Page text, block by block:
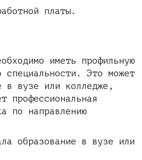
платы.
иметь профильную
специальности. Это может
в вузе или колледже,
профессиональная
по направлению
образование в вузе или